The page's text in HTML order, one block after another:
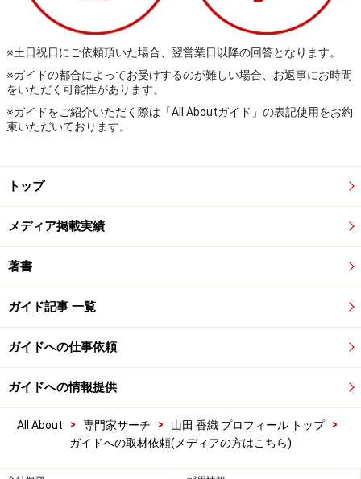
※土日祝日にご依頼頂いた場合、翌営業日以降の回答となります。
※ガイドの都合によってお受けするのが難しい場合、お返事にお時間
をいただく可能性があります。
※ガイドをご紹介いただく際は「All Aboutガイド」の表記使用をお約
束いただいております。
トップ
メディア掲載実績
著書
ガイド記事 一覧
ガイドへの仕事依頼
ガイドへの情報提供
All About > 専門家サーチ > 山田 香織 プロフィール トップ
>
ガイドへの取材依頼(メディアの方はこちら)